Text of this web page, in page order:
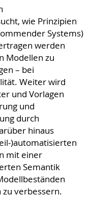
wie Prinzipien
Systems)
werden
Modellen zu
– bei
Weiter wird
und Vorlagen
und
durch
hinaus
)automatisierten
mit einer
Semantik
zu verbessern.